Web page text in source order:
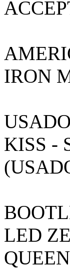
IRON
KISS -
LED